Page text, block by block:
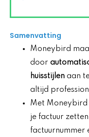
Samenvatting
Moneybird
door
huisstijlen aan
altijd
Met Moneybird
je factuur
factuurnummer